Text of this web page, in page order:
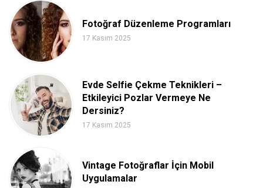
Fotoğraf Düzenleme Programları
17 Kasım 2025
Evde Selfie Çekme Teknikleri –
Etkileyici Pozlar Vermeye Ne
Dersiniz?
17 Kasım 2025
Vintage Fotoğraflar İçin Mobil
Uygulamalar